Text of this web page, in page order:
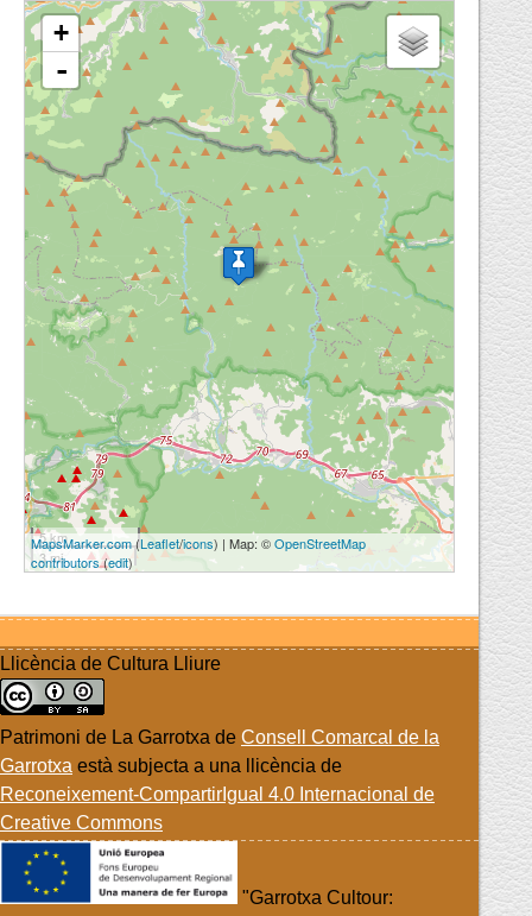
loading map - please wait...
+
-
5 km
3 mi
MapsMarker.com(Leaflet/icons) | Map: ©OpenStreetMap
contributors(edit)
Llicència de Cultura Lliure
Patrimoni de La Garrotxa de Consell Comarcal de la
Garrotxa està subjecta a una llicència de
Reconeixement-CompartirIgual 4.0 Internacional de
Creative Commons
"Garrotxa Cultour: